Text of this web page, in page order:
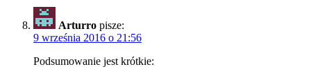
Arturro pisze:
9 września 2016 o 21:56
Podsumowanie jest krótkie: